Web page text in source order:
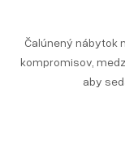
Čalúnený nábytok
kompromisov,
aby